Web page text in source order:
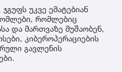
უკვე ემატებიან
რომლებიც
და მართვაზე მუშაობენ,
კიბეროპერაციების
გავლენის